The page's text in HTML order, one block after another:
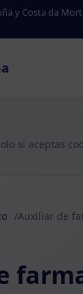
y Costa da
si aceptas
Auxiliar de